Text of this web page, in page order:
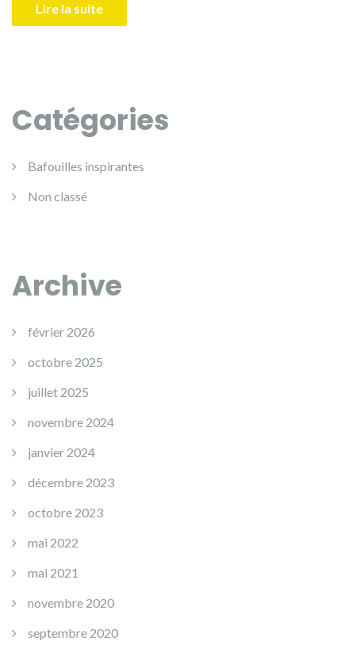
Lire la suite
Catégories
Bafouilles inspirantes
Non classé
Archive
février 2026
octobre 2025
juillet 2025
novembre 2024
janvier 2024
décembre 2023
octobre 2023
mai 2022
mai 2021
novembre 2020
septembre 2020